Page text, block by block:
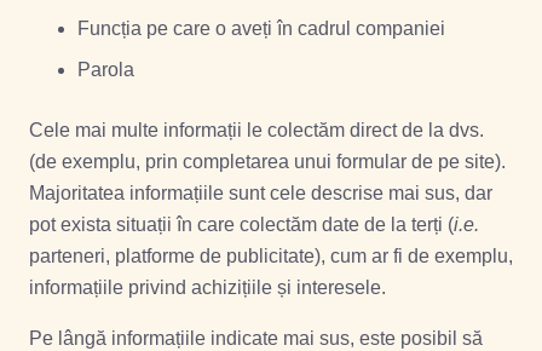
Funcția pe care o aveți în cadrul companiei
Parola
Cele mai multe informații le colectăm direct de la dvs.
(de exemplu, prin completarea unui formular de pe site).
Majoritatea informațiile sunt cele descrise mai sus, dar
pot exista situații în care colectăm date de la terți (i.e.
parteneri, platforme de publicitate), cum ar fi de exemplu,
informațiile privind achizițiile și interesele.
Pe lângă informațiile indicate mai sus, este posibil să